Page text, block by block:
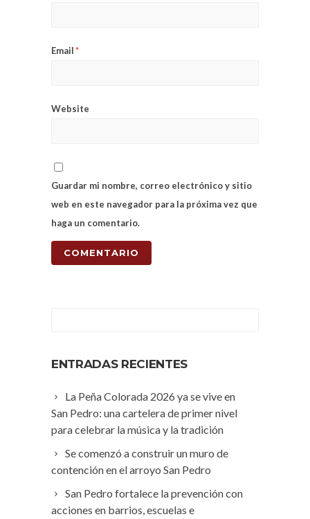
Email*
Website
Guardar mi nombre, correo electrónico y sitio
web en este navegador para la próxima vez que
haga un comentario.
ENTRADAS RECIENTES
La Peña Colorada 2026 ya se vive en
San Pedro: una cartelera de primer nivel
para celebrar la música y la tradición
Se comenzó a construir un muro de
contención en el arroyo San Pedro
San Pedro fortalece la prevención con
acciones en barrios, escuelas e